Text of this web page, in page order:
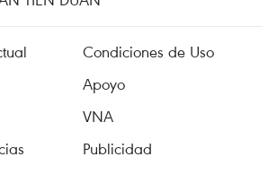
Condiciones de Uso
Apoyo
VNA
Publicidad